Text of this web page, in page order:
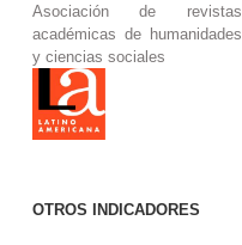
Asociación de revistas
académicas de humanidades
y ciencias sociales
OTROS INDICADORES